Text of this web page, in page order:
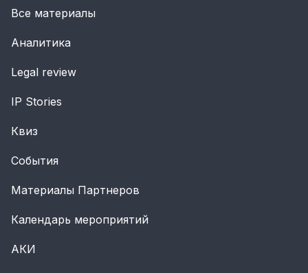
Все материалы
Аналитика
Legal review
IP Stories
Квиз
События
Материалы Партнеров
Календарь мероприятий
АКИ